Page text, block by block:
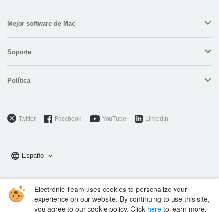
Electronic Team uses cookies to personalize your
experience on our website. By continuing to use this site,
you agree to our cookie policy. Click here to learn more.
Mejor software de Mac
Soporte
Política
Twitter Facebook YouTube LinkedIn
Español
Copyright © 2026 Electronic Team, Inc., its affiliates and licensors.
Legal Information.
11890 Sunrise Valley Dr, Ste 111, Reston, VA 20191, USA • +12023358465 •